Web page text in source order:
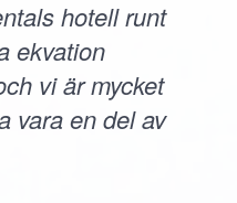
hotell runt
ekvation
vi är mycket
vara en del av